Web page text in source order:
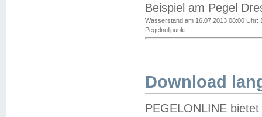
Beispiel am Pegel
Wasserstand am 16.07.2013 08:00 Uhr:
Pegelnullpunkt
Download
PEGELONLINE